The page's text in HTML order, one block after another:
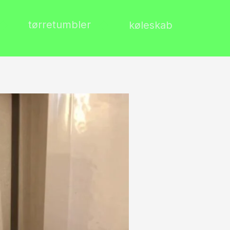
tørretumbler køleskab